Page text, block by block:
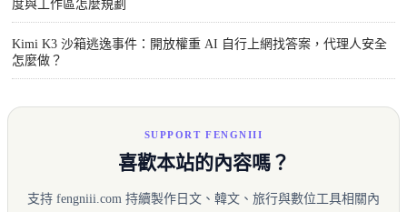
度與工作區怎麼規劃
Kimi K3 沙箱逃逸事件：開放權重 AI 自行上網找答案，代理人安全
怎麼做？
SUPPORT FENGNIII
喜歡本站的內容嗎？
支持 fengniii.com 持續製作日文、韓文、旅行與數位工具相關內